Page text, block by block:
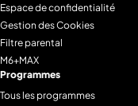
Espace de confidentialité
Gestion des Cookies
Filtre parental
M6+MAX
Programmes
Tous les programmes